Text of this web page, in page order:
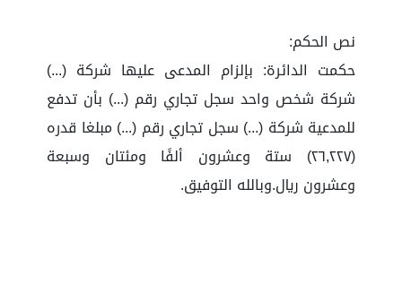
نص الحكم:
حكمت الدائرة: بإلزام المدعى عليها شركة (...)
شركة شخص واحد سجل تجاري رقم (...) بأن تدفع
للمدعية شركة (...) سجل تجاري رقم (...) مبلغا قدره
(٢٦,٢٢٧) ستة وعشرون ألفًا ومئتان وسبعة
وعشرون ريال.وبالله التوفيق.